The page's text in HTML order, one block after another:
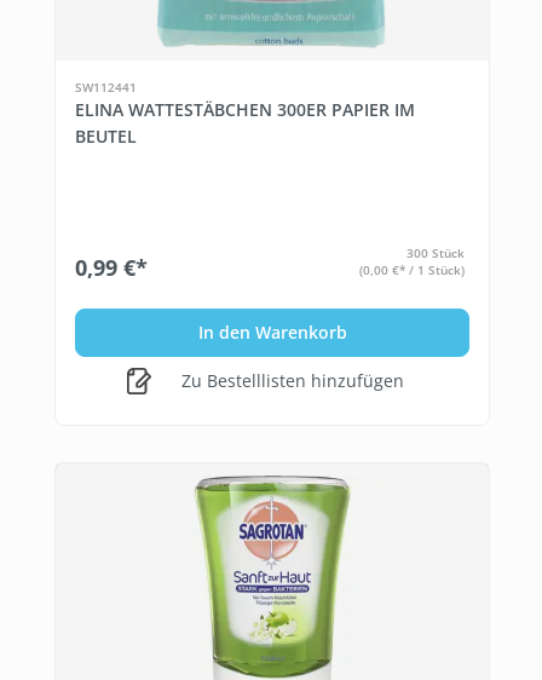
SW112441
ELINA WATTESTÄBCHEN 300ER PAPIER IM
BEUTEL
0,99 €*
300 Stück
(0,00 €* / 1 Stück)
In den Warenkorb
Zu Bestelllisten hinzufügen